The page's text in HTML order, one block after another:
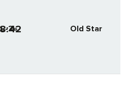
2» Old Star